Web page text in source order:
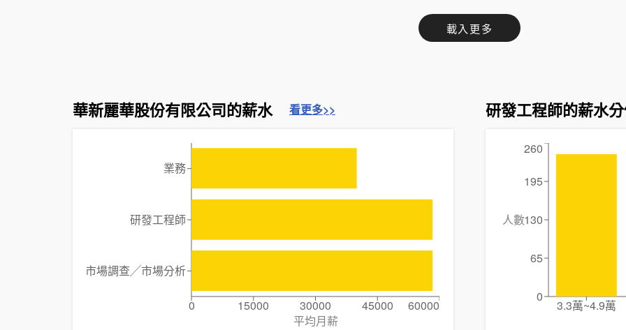
載入更多
華新麗華股份有限公司的薪水 看更多>>
0 15000 30000 45000
60000
平均月薪
業務
研發工程師
市場調查╱市場分析
研發工程師的薪水
3.3萬~4.9萬
0
65
130
195
260
人數